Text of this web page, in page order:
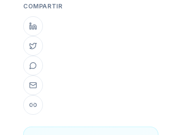
COMPARTIR